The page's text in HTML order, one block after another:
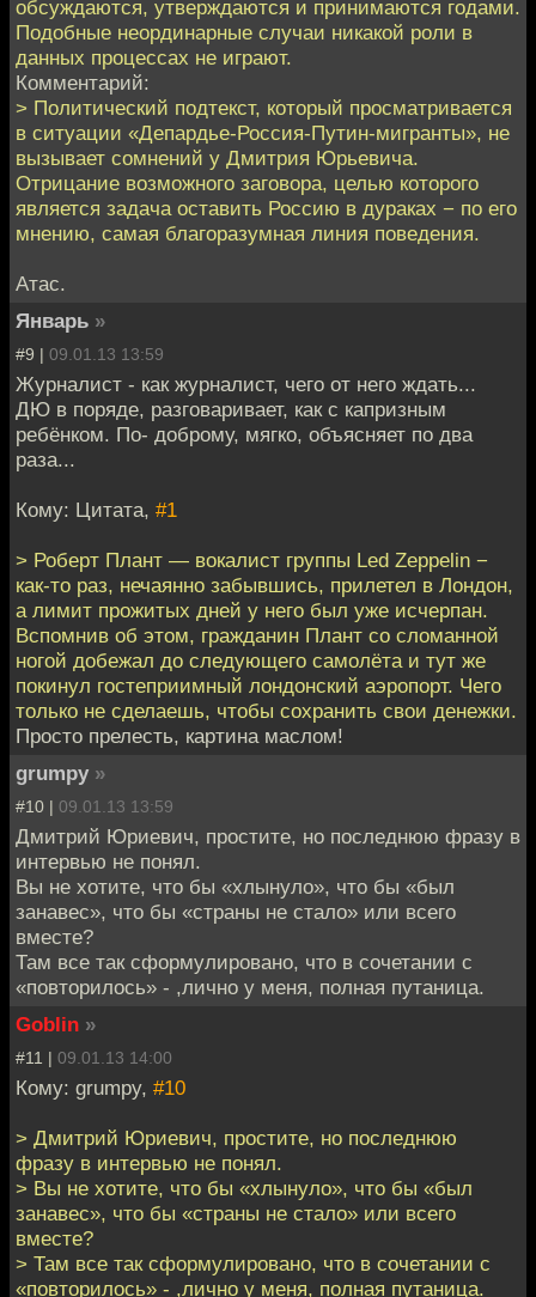
обсуждаются, утверждаются и принимаются годами.
Подобные неординарные случаи никакой роли в
данных процессах не играют.
Комментарий:
> Политический подтекст, который просматривается
в ситуации «Депардье-Россия-Путин-мигранты», не
вызывает сомнений у Дмитрия Юрьевича.
Отрицание возможного заговора, целью которого
является задача оставить Россию в дураках − по его
мнению, самая благоразумная линия поведения.
Атас.
Январь »
#9 | 09.01.13 13:59
Журналист - как журналист, чего от него ждать...
ДЮ в поряде, разговаривает, как с капризным
ребёнком. По- доброму, мягко, объясняет по два
раза...
Кому: Цитата, #1
> Роберт Плант — вокалист группы Led Zeppelin −
как-то раз, нечаянно забывшись, прилетел в Лондон,
а лимит прожитых дней у него был уже исчерпан.
Вспомнив об этом, гражданин Плант со сломанной
ногой добежал до следующего самолёта и тут же
покинул гостеприимный лондонский аэропорт. Чего
только не сделаешь, чтобы сохранить свои денежки.
Просто прелесть, картина маслом!
grumpy »
#10 | 09.01.13 13:59
Дмитрий Юриевич, простите, но последнюю фразу в
интервью не понял.
Вы не хотите, что бы «хлынуло», что бы «был
занавес», что бы «страны не стало» или всего
вместе?
Там все так сформулировано, что в сочетании с
«повторилось» - ,лично у меня, полная путаница.
Goblin »
#11 | 09.01.13 14:00
Кому: grumpy, #10
> Дмитрий Юриевич, простите, но последнюю
фразу в интервью не понял.
> Вы не хотите, что бы «хлынуло», что бы «был
занавес», что бы «страны не стало» или всего
вместе?
> Там все так сформулировано, что в сочетании с
«повторилось» - ,лично у меня, полная путаница.